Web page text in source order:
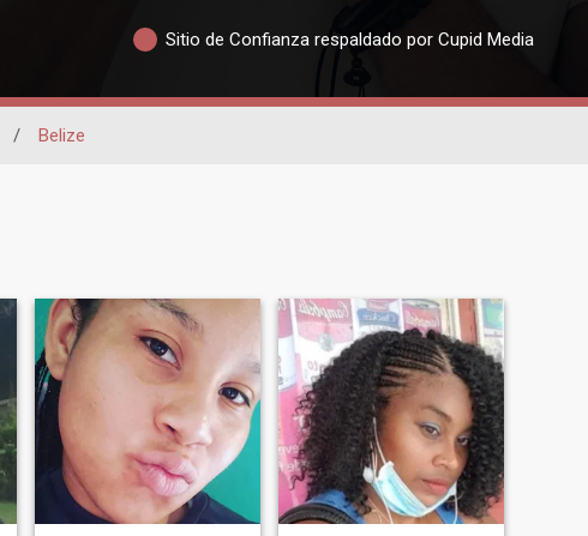
Sitio de Confianza respaldado por Cupid Media
/ Belize